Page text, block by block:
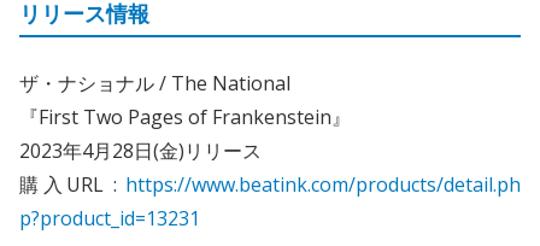
リリース情報
ザ・ナショナル / The National
『First Two Pages of Frankenstein』
2023年4月28日(金)リリース
購入URL : https://www.beatink.com/products/detail.ph
p?product_id=13231